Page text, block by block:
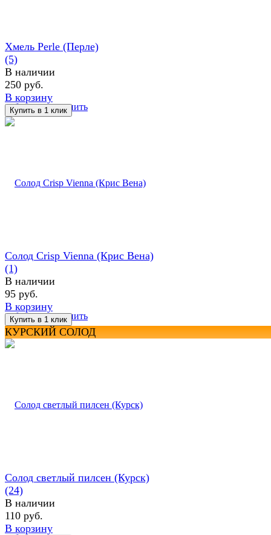
избранное сравнить
Хмель Perle (Перле)
(5)
В наличии
250 руб.
В корзину
избранное сравнить
Солод Crisp Vienna (Крис Вена)
(1)
В наличии
95 руб.
В корзину
КУРСКИЙ СОЛОД
Солод светлый пилсен (Курск)
(24)
В наличии
110 руб.
В корзину